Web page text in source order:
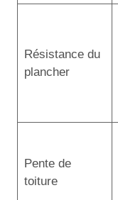
Résistance du
plancher
Pente de
toiture